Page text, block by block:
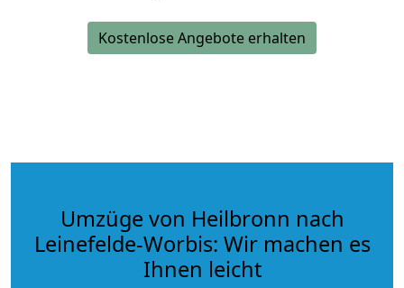
Kostenlose Angebote erhalten
Umzüge von Heilbronn nach
Leinefelde-Worbis: Wir machen es
Ihnen leicht